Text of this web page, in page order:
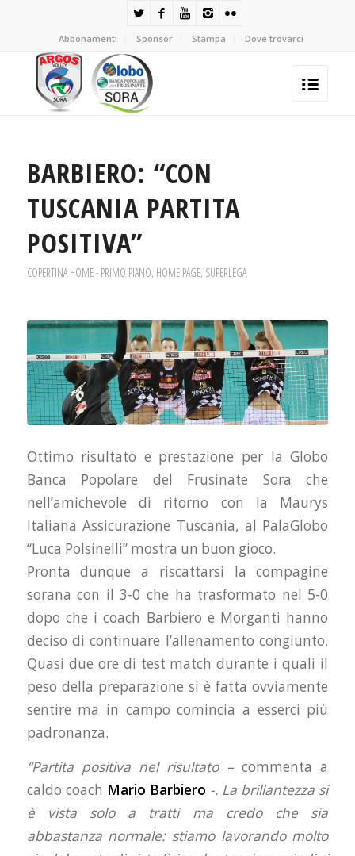
Abbonamenti Sponsor Stampa Dove trovarci
BARBIERO: “CON
TUSCANIA PARTITA
POSITIVA”
COPERTINA HOME - PRIMO PIANO, HOME PAGE, SUPERLEGA
Ottimo risultato e prestazione per la Globo
Banca Popolare del Frusinate Sora che
nell’amichevole di ritorno con la Maurys
Italiana Assicurazione Tuscania, al PalaGlobo
“Luca Polsinelli” mostra un buon gioco.
Pronta dunque a riscattarsi la compagine
sorana con il 3-0 che ha trasformato nel 5-0
dopo che i coach Barbiero e Morganti hanno
deciso di continuare l’allenamento congiunto.
Quasi due ore di test match durante i quali il
peso della preparazione si è fatta ovviamente
sentire ma in campo comincia a esserci più
padronanza.
“Partita positiva nel risultato –commenta a
caldo coach Mario Barbiero -. La brillantezza si
è vista solo a tratti ma credo che sia
abbastanza normale: stiamo lavorando molto